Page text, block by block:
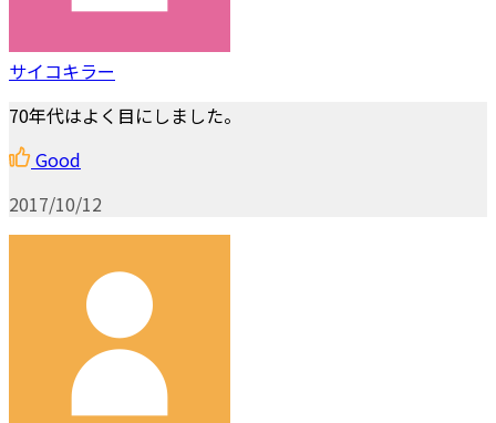
サイコキラー
70年代はよく目にしました。
Good
2017/10/12